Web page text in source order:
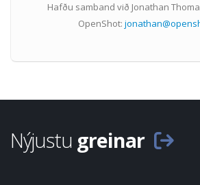
Hafðu samband við Jonathan
OpenShot:
Nýjustu greinar